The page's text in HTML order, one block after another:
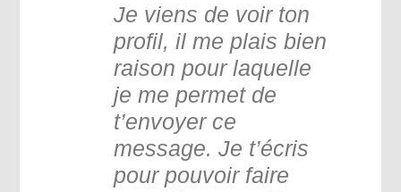
Je viens de voir ton
profil, il me plais bien
raison pour laquelle
je me permet de
t’envoyer ce
message. Je t’écris
pour pouvoir faire